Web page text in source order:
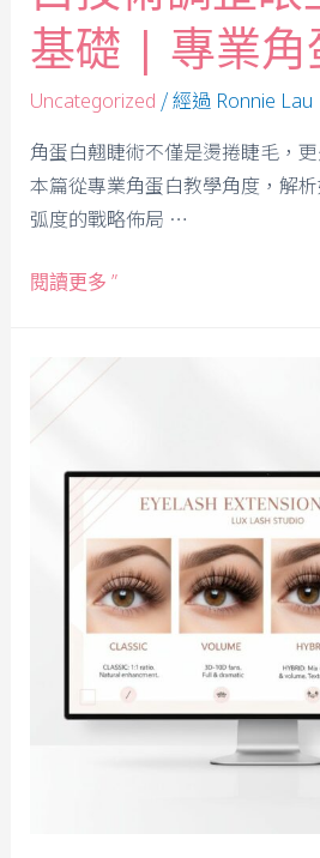
基礎 | 專業角
Uncategorized / 經過 Ronnie Lau
角蛋白翹睫術不僅是燙捲睫毛，
本篇從專業角蛋白教學角度，解
弧度的戰略佈局 …
閱讀更多 ”